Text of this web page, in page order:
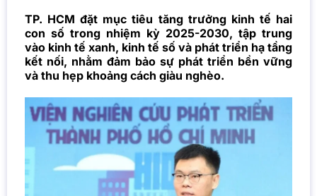
TP. HCM đặt mục tiêu tăng trưởng kinh tế hai
con số trong nhiệm kỳ 2025-2030, tập trung
vào kinh tế xanh, kinh tế số và phát triển hạ tầng
kết nối, nhằm đảm bảo sự phát triển bền vững
và thu hẹp khoảng cách giàu nghèo.